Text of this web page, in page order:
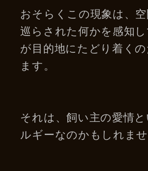
おそらくこの現象は、空
巡らされた何かを感知
が目的地にたどり着く
ます。
それは、飼い主の愛情
ルギーなのかもしれませ